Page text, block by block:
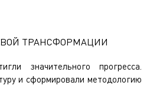
ТРАНСФОРМАЦИИ
значительного прогресса.
и сформировали методологию